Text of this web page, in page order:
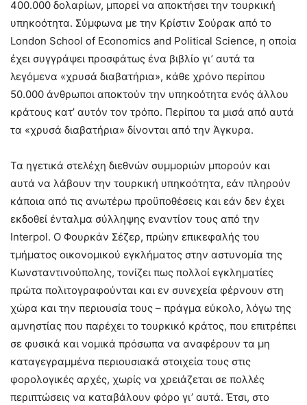
400.000 δολαρίων, μπορεί να αποκτήσει την τουρκική
υπηκοότητα. Σύμφωνα με την Κρίστιν Σούρακ από το
London School of Economics and Political Science, η οποία
έχει συγγράψει προσφάτως ένα βιβλίο γι’ αυτά τα
λεγόμενα «χρυσά διαβατήρια», κάθε χρόνο περίπου
50.000 άνθρωποι αποκτούν την υπηκοότητα ενός άλλου
κράτους κατ’ αυτόν τον τρόπο. Περίπου τα μισά από αυτά
τα «χρυσά διαβατήρια» δίνονται από την Άγκυρα.
Τα ηγετικά στελέχη διεθνών συμμοριών μπορούν και
αυτά να λάβουν την τουρκική υπηκοότητα, εάν πληρούν
κάποια από τις ανωτέρω προϋποθέσεις και εάν δεν έχει
εκδοθεί ένταλμα σύλληψης εναντίον τους από την
Interpol. Ο Φουρκάν Σέζερ, πρώην επικεφαλής του
τμήματος οικονομικού εγκλήματος στην αστυνομία της
Κωνσταντινούπολης, τονίζει πως πολλοί εγκληματίες
πρώτα πολιτογραφούνται και εν συνεχεία φέρνουν στη
χώρα και την περιουσία τους – πράγμα εύκολο, λόγω της
αμνηστίας που παρέχει το τουρκικό κράτος, που επιτρέπει
σε φυσικά και νομικά πρόσωπα να αναφέρουν τα μη
καταγεγραμμένα περιουσιακά στοιχεία τους στις
φορολογικές αρχές, χωρίς να χρειάζεται σε πολλές
περιπτώσεις να καταβάλουν φόρο γι’ αυτά. Έτσι, στο